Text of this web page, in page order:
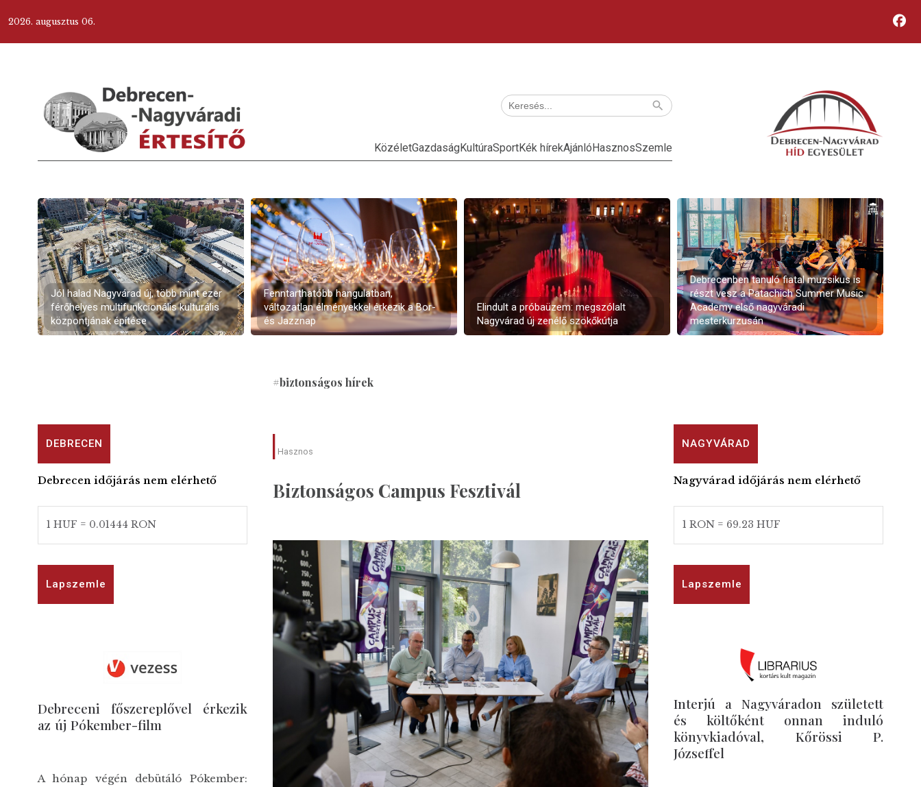
2026. augusztus 06.
KözéletGazdaságKultúraSportKék hírekAjánlóHasznosSzemle
Jól halad Nagyvárad új, több mint ezer
férőhelyes multifunkcionális kulturális
központjának építése
Fenntarthatóbb hangulatban,
változatlan élményekkel érkezik a Bor-
és Jazznap
Elindult a próbaüzem: megszólalt
Nagyvárad új zenélő szökőkútja
Debrecenben tanuló fiatal muzsikus is
részt vesz a Patachich Summer Music
Academy első nagyváradi
mesterkurzusán
DEBRECEN
Debrecen időjárás nem elérhető
1 HUF = 0.01444 RON
Lapszemle
Debreceni főszereplővel érkezik
az új Pókember-film
A hónap végén debütáló Pókember:
#biztonságos hírek
Hasznos
Biztonságos Campus Fesztivál
NAGYVÁRAD
Nagyvárad időjárás nem elérhető
1 RON = 69.23 HUF
Lapszemle
Interjú a Nagyváradon született
és költőként onnan induló
könyvkiadóval, Kőrössi P.
Józseffel